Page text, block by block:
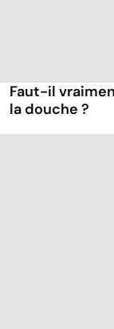
Faut-il
la douche ?